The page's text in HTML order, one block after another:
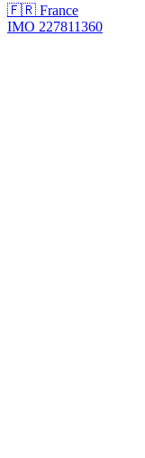
🇫🇷 France
IMO 227811360